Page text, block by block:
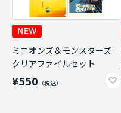
ミニオンズ＆モンスターズ
クリアファイルセット
¥550